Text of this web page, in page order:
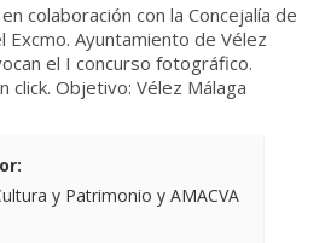
colaboración con la Concejalía de
Excmo. Ayuntamiento de Vélez
el I concurso fotográfico.
click. Objetivo: Vélez Málaga
y Patrimonio y AMACVA